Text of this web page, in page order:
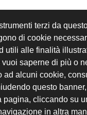
terzi da
di cookie
utili alle finalità
saperne di più o
ad alcuni cookie,
questo banner,
pagina, cliccando su
in altra